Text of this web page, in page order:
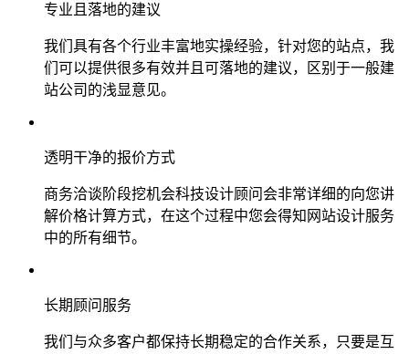
专业且落地的建议
我们具有各个行业丰富地实操经验，针对您的站点，我
们可以提供很多有效并且可落地的建议，区别于一般建
站公司的浅显意见。
透明干净的报价方式
商务洽谈阶段挖机会科技设计顾问会非常详细的向您讲
解价格计算方式，在这个过程中您会得知网站设计服务
中的所有细节。
长期顾问服务
我们与众多客户都保持长期稳定的合作关系，只要是互